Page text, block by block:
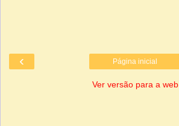
‹ Página inicial
Ver versão para a web